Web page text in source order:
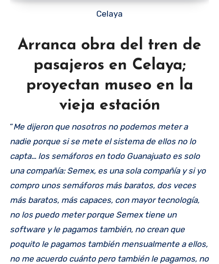
Celaya
Arranca obra del tren de
pasajeros en Celaya;
proyectan museo en la
vieja estación
“Me dijeron que nosotros no podemos meter a
nadie porque si se mete el sistema de ellos no lo
capta… los semáforos en todo Guanajuato es solo
una compañía: Semex, es una sola compañía y si yo
compro unos semáforos más baratos, dos veces
más baratos, más capaces, con mayor tecnología,
no los puedo meter porque Semex tiene un
software y le pagamos también, no crean que
poquito le pagamos también mensualmente a ellos,
no me acuerdo cuánto pero también le pagamos, no